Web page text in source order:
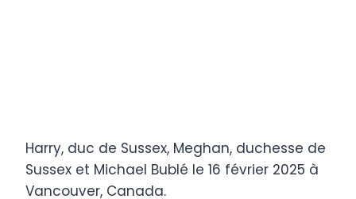
Harry, duc de Sussex, Meghan, duchesse de
Sussex et Michael Bublé le 16 février 2025 à
Vancouver, Canada.